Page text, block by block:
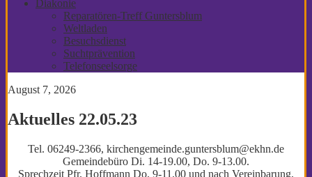
Diakonie
Reparatören-Treff Guntersblum
Weltladen
Besuchsdienst
Suchtprävention
Telefonseelsorge
August 7, 2026
Aktuelles 22.05.23
Tel. 06249-2366, kirchengemeinde.guntersblum@ekhn.de
Gemeindebüro Di. 14-19.00, Do. 9-13.00.
Sprechzeit Pfr. Hoffmann Do. 9-11.00 und nach Vereinbarung.